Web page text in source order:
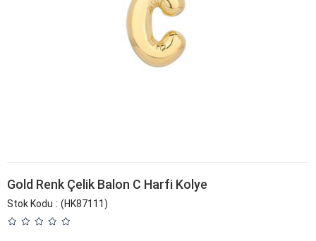
Gold Renk Çelik Balon C Harfi Kolye
Stok Kodu (HK87111)